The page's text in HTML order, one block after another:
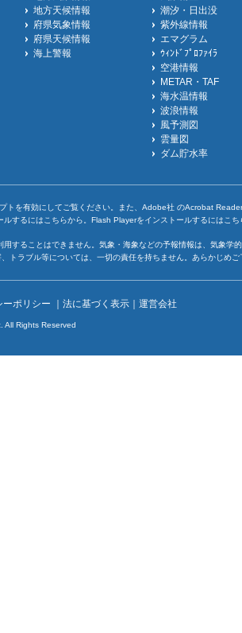
地方天候情報
府県気象情報
府県天候情報
海上警報
潮汐・日出没
紫外線情報
エマグラム
ｳｨﾝﾄﾞﾌﾟﾛﾌｧｲﾗ
空港情報
METAR・TAF
海水温情報
波浪情報
風予測図
雲量図
ダム貯水率
トを有効にしてご覧ください。また、Adobe社 のAcrobat
ルするには こちらから。Flash Playerをインストールするには こち
用することはできません。気象・海象などの予報情報は、気象
トラブル等については、一切の責任を持ちません。あらかじめ
ーポリシー ｜ 法に基づく表示 ｜ 運営会社
All Rights Reserved